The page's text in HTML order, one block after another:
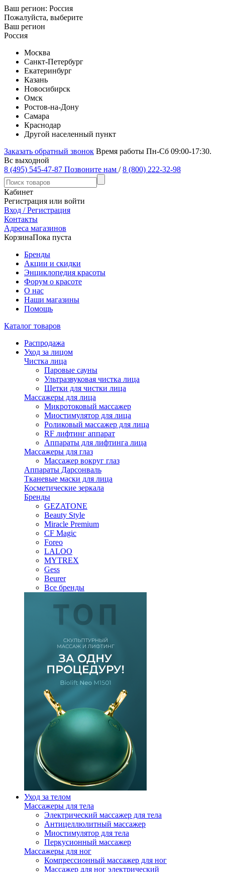
Ваш регион: Россия
Пожалуйста, выберите
Ваш регион
Россия
Москва
Санкт-Петербург
Екатеринбург
Казань
Новосибирск
Омск
Ростов-на-Дону
Самара
Краснодар
Другой населенный пункт
Заказать обратный звонок Время работы Пн-Сб 09:00-17:30.
Вс выходной
8 (495) 545-47-87 Позвоните нам / 8 (800) 222-32-98
Кабинет
Регистрация или войти
Вход / Регистрация
Контакты
Адреса магазинов
КорзинаПока пуста
Бренды
Акции и скидки
Энциклопедия красоты
Форум о красоте
О нас
Наши магазины
Помощь
Каталог товаров
Распродажа
Уход за лицом
Чистка лица
Паровые сауны
Ультразвуковая чистка лица
Щетки для чистки лица
Массажеры для лица
Микротоковый массажер
Миостимулятор для лица
Роликовый массажер для лица
RF лифтинг аппарат
Аппараты для лифтинга лица
Массажеры для глаз
Массажер вокруг глаз
Аппараты Дарсонваль
Тканевые маски для лица
Косметические зеркала
Бренды
GEZATONE
Beauty Style
Miracle Premium
CF Magic
Foreo
LALOO
MYTREX
Gess
Beurer
Все бренды
Уход за телом
Массажеры для тела
Электрический массажер для тела
Антицеллюлитный массажер
Миостимулятор для тела
Перкусионный массажер
Массажеры для ног
Компрессионный массажер для ног
Массажер для ног электрический